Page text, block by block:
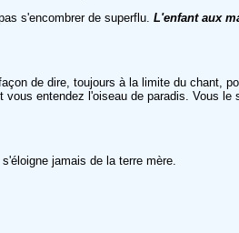
s'encombrer de superflu. L'enfant aux
de dire, toujours à la limite du chant,
entendez l'oiseau de paradis. Vous
jamais de la terre mère.